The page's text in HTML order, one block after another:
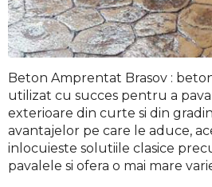
Beton Amprentat Brasov :
utilizat cu succes pentru a
exterioare din curte si din
avantajelor pe care le aduce,
inlocuieste solutiile clasice
pavalele si ofera o mai mare